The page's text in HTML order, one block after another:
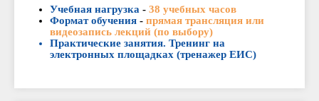
Учебная нагрузка - 38 учебных часов
Формат обучения - прямая трансляция или
видеозапись лекций (по выбору)
Практические занятия. Тренинг на
электронных площадках (тренажер ЕИС)